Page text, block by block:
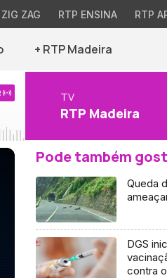
ZAG RTP ENSINA RTP
+ RTP Madeira
TV
RTP Madeira
Pode também
Queda
DGS
contra